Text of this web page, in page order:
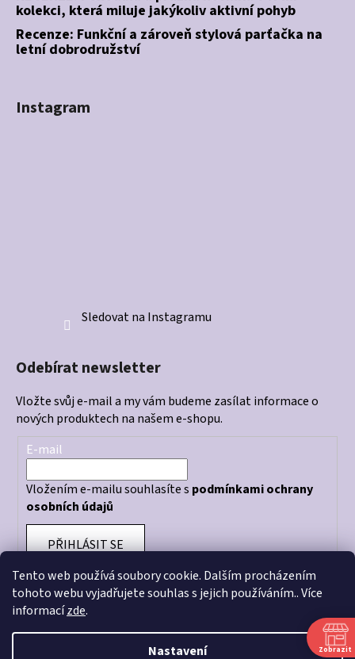
Tento web používá soubory cookie. Dalším procházením
tohoto webu vyjadřujete souhlas s jejich používáním.. Více
informacízde.
Nastavení
kolekci, která miluje jakýkoliv aktivní pohyb
Recenze: Funkční a zároveň stylová parťačka na
letní dobrodružství
Instagram
Sledovat na Instagramu
Odebírat newsletter
Vložte svůj e-mail a my vám budeme zasílat informace o
nových produktech na našem e-shopu.
E-mail
Vložením e-mailu souhlasíte s podmínkami ochrany
osobních údajů
PŘIHLÁSIT SE
Otevírací doba prodejny: PO - PÁ 10:00 - 18:00 Zobrazit